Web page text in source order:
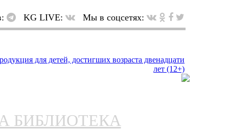
KG LIVE: Мы в соцсетях:
БИБЛИОТЕКА